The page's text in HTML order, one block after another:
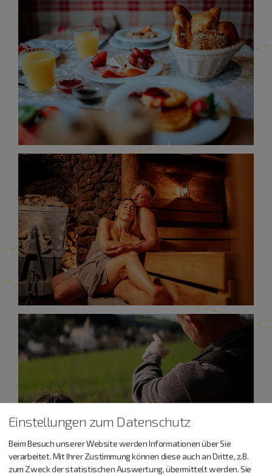
Einstellungen zum Datenschutz
Beim Besuch unserer Website werden Informationen über Sie
verarbeitet. Mit Ihrer Zustimmung können diese auch an Dritte, z.B.
zum Zweck der statistischen Auswertung, übermittelt werden. Sie